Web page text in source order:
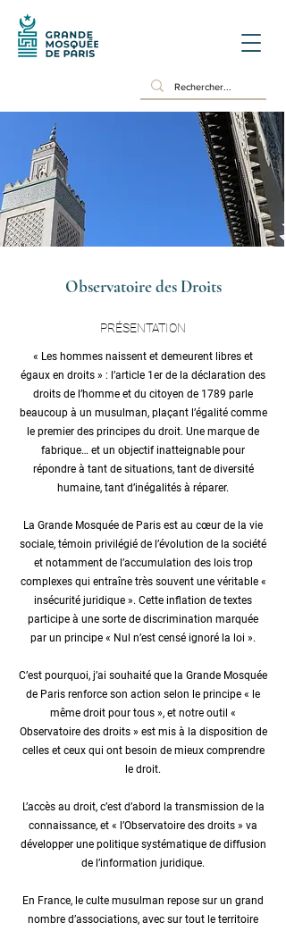
Observatoire des Droits
PRÉSENTATION
« Les hommes naissent et demeurent libres et
égaux en droits » : l’article 1er de la déclaration des
droits de l’homme et du citoyen de 1789 parle
beaucoup à un musulman, plaçant l’égalité comme
le premier des principes du droit. Une marque de
fabrique… et un objectif inatteignable pour
répondre à tant de situations, tant de diversité
humaine, tant d’inégalités à réparer.
La Grande Mosquée de Paris est au cœur de la vie
sociale, témoin privilégié de l’évolution de la société
et notamment de l’accumulation des lois trop
complexes qui entraîne très souvent une véritable «
insécurité juridique ». Cette inflation de textes
participe à une sorte de discrimination marquée
par un principe « Nul n’est censé ignoré la loi ».
C’est pourquoi, j’ai souhaité que la Grande Mosquée
de Paris renforce son action selon le principe « le
même droit pour tous », et notre outil «
Observatoire des droits » est mis à la disposition de
celles et ceux qui ont besoin de mieux comprendre
le droit.
L’accès au droit, c’est d’abord la transmission de la
connaissance, et « l’Observatoire des droits » va
développer une politique systématique de diffusion
de l’information juridique.
En France, le culte musulman repose sur un grand
nombre d’associations, avec sur tout le territoire